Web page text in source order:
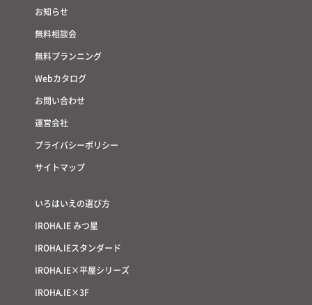
お知らせ
無料相談会
無料プランニング
Webカタログ
お問い合わせ
運営会社
プライバシーポリシー
サイトマップ
いろはいえの選び方
IROHA.IE みつ星
IROHA.IEスタンダード
IROHA.IE×平屋シリーズ
IROHA.IE×3F